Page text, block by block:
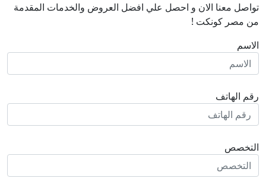
تواصل معنا الان و احصل علي افضل العروض والخدمات المقدمة
من مصر كونكت !
الاسم
رقم الهاتف
التخصص